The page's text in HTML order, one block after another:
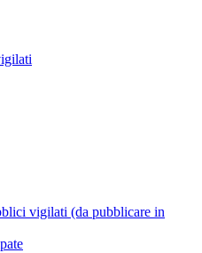
vigilati (da pubblicare in